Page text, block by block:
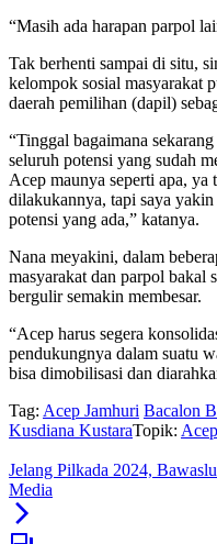
“Masih ada harapan parpol
Tak berhenti sampai di situ,
kelompok sosial masyarakat
daerah pemilihan (dapil)
“Tinggal bagaimana
seluruh potensi yang sudah
Acep maunya seperti apa, ya
dilakukannya, tapi saya
potensi yang ada,” katanya.
Nana meyakini, dalam
masyarakat dan parpol bakal
bergulir semakin membesar.
“Acep harus segera
pendukungnya dalam suatu
bisa dimobilisasi dan
Tag: Acep Jamhuri Bacalon
Kusdiana KustaraTopik:
Jelang Pilkada 2024,
Media